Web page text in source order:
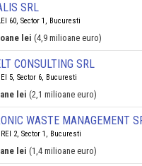
SRL
60, Sector 1, Bucuresti
lei (4,9 milioane euro)
CONSULTING SRL
5, Sector 6, Bucuresti
lei (2,1 milioane euro)
WASTE MANAGEMENT
2, Sector 1, Bucuresti
lei (1,4 milioane euro)